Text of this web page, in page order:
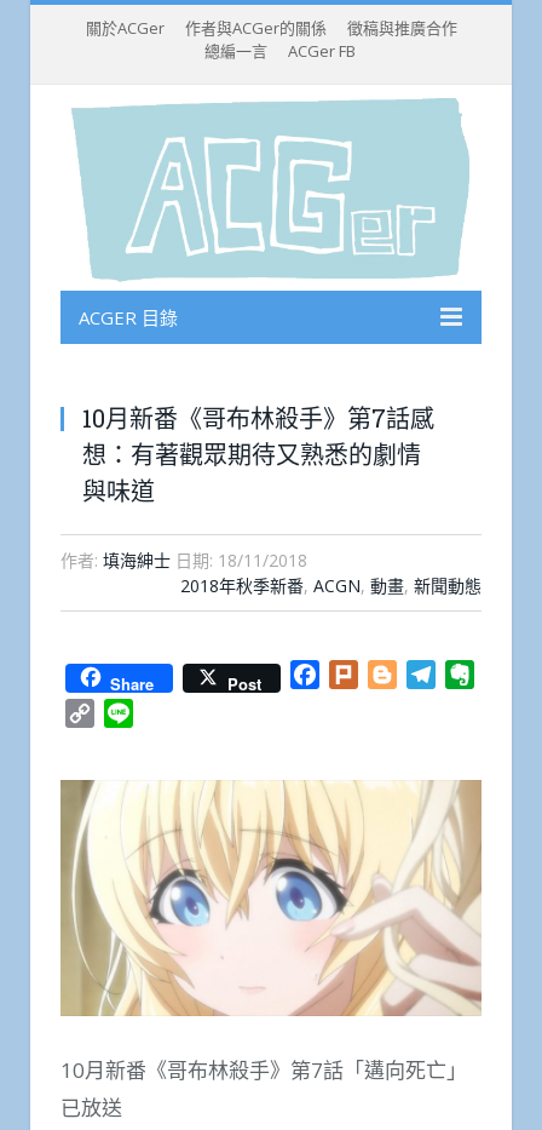
關於ACGer 作者與ACGer的關係
徵稿與推廣合作
總編一言
ACGer FB
ACGER 目錄
10月新番《哥布林殺手》第7話感
想：有著觀眾期待又熟悉的劇情
與味道
作者: 填海紳士 日期: 18/11/2018
2018年秋季新番, ACGN, 動畫, 新聞動態
Share Post Facebook
Plurk BloggerTelegram
Copy
10月新番《哥布林殺手》第7話「遘向死亡」
已放送